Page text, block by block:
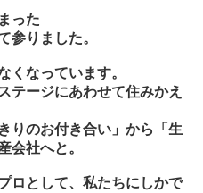
った
参りました。
くなっています。
テージにあわせて住みかえ
りのお付き合い」から「生
会社へと。
ロとして、私たちにしかで